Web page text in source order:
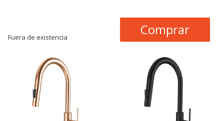
Fuera de existencia Comprar